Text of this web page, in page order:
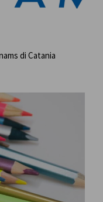
di Catania